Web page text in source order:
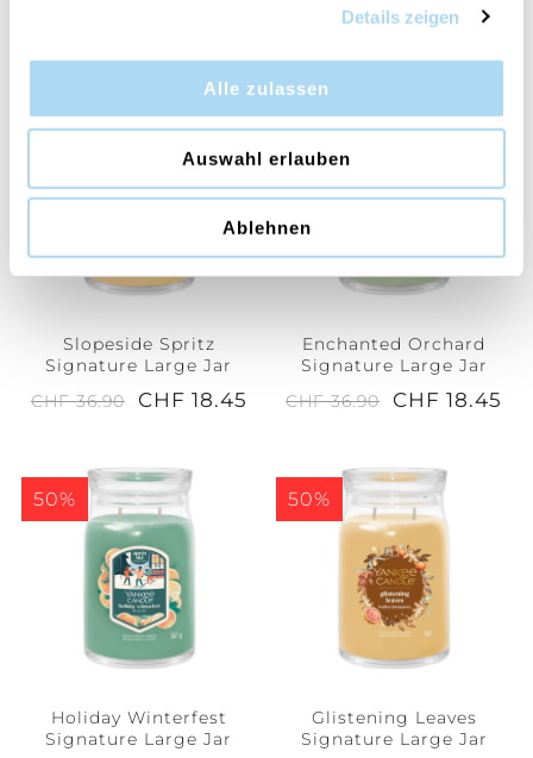
Details zeigen
Alle zulassen
Auswahl erlauben
Ablehnen
50%
Slopeside Spritz
Signature Large Jar
CHF 36.90
CHF 18.45
50%
Enchanted Orchard
Signature Large Jar
CHF 36.90
CHF 18.45
50%
Holiday Winterfest
Signature Large Jar
50%
Glistening Leaves
Signature Large Jar